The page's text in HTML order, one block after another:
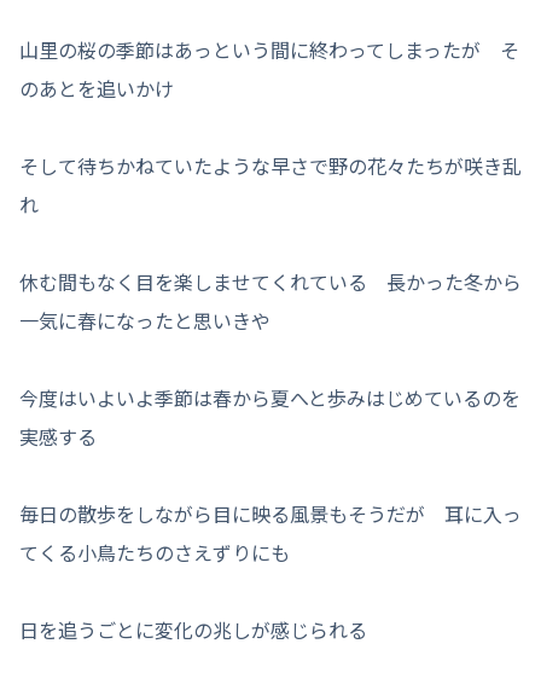
山里の桜の季節はあっという間に終わってしまったが そ
のあとを追いかけ
そして待ちかねていたような早さで野の花々たちが咲き乱
れ
休む間もなく目を楽しませてくれている 長かった冬から
一気に春になったと思いきや
今度はいよいよ季節は春から夏へと歩みはじめているのを
実感する
毎日の散歩をしながら目に映る風景もそうだが 耳に入っ
てくる小鳥たちのさえずりにも
日を追うごとに変化の兆しが感じられる